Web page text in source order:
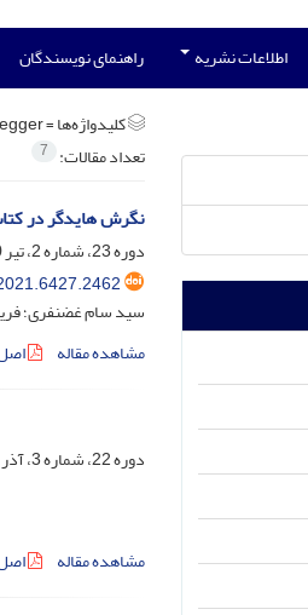
اطلاعات نشریه راهنمای نویسندگان
کلیدواژه‌ها =
تعداد مقالات: 7
نگرش ‌هایدگر در
دوره 23، شماره 2، تیر 1400، صفحه
سید سام غضنفری؛
مشاهده مقاله
دوره 22، شماره 3، آذر 1399، صفحه
مشاهده مقاله